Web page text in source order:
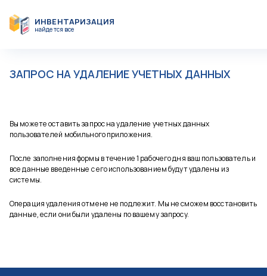
ИНВЕНТАРИЗАЦИЯ
найдется все
ЗАПРОС НА УДАЛЕНИЕ УЧЕТНЫХ ДАННЫХ
Вы можете оставить запрос на удаление учетных данных
пользователей мобильного приложения.
После заполнения формы в течение 1 рабочего дня ваш пользователь и
все данные введенные с его использованием будут удалены из
системы.
Операция удаления отмене не подлежит. Мы не сможем восстановить
данные, если они были удалены по вашему запросу.